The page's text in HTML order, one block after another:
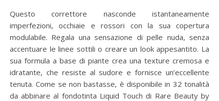
Questo correttore nasconde istantaneamente
imperfezioni, occhiaie e rossori con la sua copertura
modulabile. Regala una sensazione di pelle nuda, senza
accentuare le linee sottili o creare un look appesantito. La
sua formula a base di piante crea una texture cremosa e
idratante, che resiste al sudore e fornisce un’eccellente
tenuta. Come se non bastasse, è disponibile in 32 tonalità
da abbinare al fondotinta Liquid Touch di Rare Beauty by